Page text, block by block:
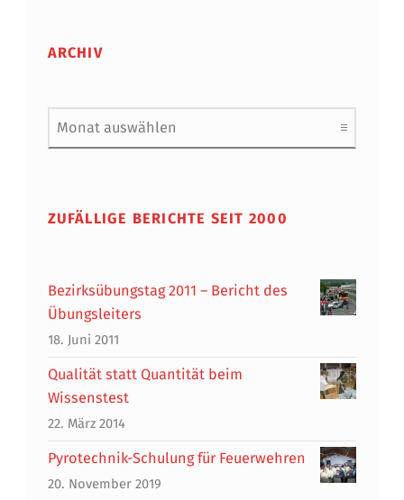
ARCHIV
Archiv
ZUFÄLLIGE BERICHTE SEIT 2000
Bezirksübungstag 2011 – Bericht des
Übungsleiters
18. Juni 2011
Qualität statt Quantität beim
Wissenstest
22. März 2014
Pyrotechnik-Schulung für Feuerwehren
20. November 2019